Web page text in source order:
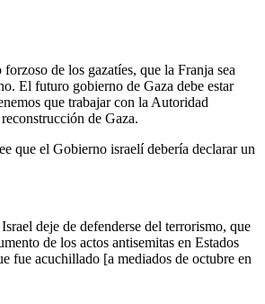
de los gazatíes, que la Franja sea
El futuro gobierno de Gaza debe estar
que trabajar con la Autoridad
de Gaza.
que el Gobierno israelí debería declarar un
deje de defenderse del terrorismo, que
de los actos antisemitas en Estados
fue acuchillado [a mediados de octubre en